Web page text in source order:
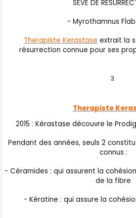
SEVE DE
- Myrothamnus
Therapiste Kerastase extrait la
résurrection connue pour ses
Therapiste
2015 : Kérastase découvre le
Pendant des années, seuls 2
connus :
- Céramides : qui assurent la
de la fibre
- Kératine : qui assure la